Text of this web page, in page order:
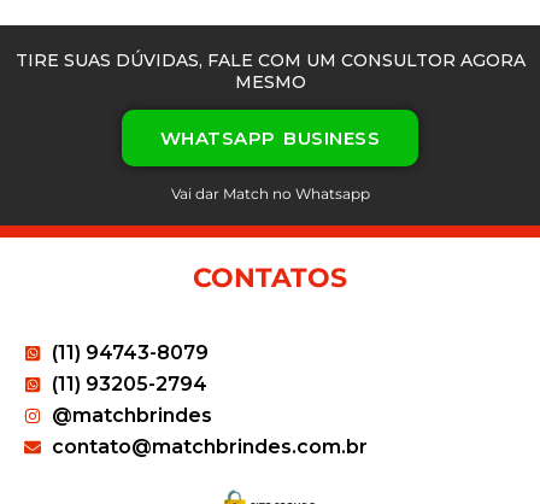
TIRE SUAS DÚVIDAS, FALE COM UM CONSULTOR AGORA
MESMO
WHATSAPP BUSINESS
Vai dar Match no Whatsapp
CONTATOS
(11) 94743-8079
(11) 93205-2794
@matchbrindes
contato@matchbrindes.com.br